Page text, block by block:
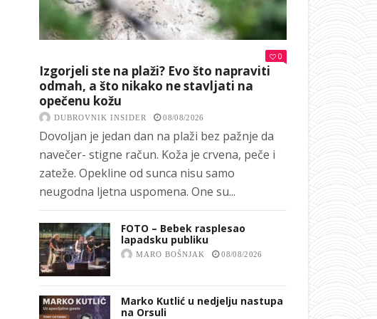
0
Izgorjeli ste na plaži? Evo što napraviti
odmah, a što nikako ne stavljati na
opečenu kožu
DUBROVNIK INSIDER 08/08/2026
Dovoljan je jedan dan na plaži bez pažnje da
navečer- stigne račun. Koža je crvena, peče i
zateže. Opekline od sunca nisu samo
neugodna ljetna uspomena. One su...
FOTO – Bebek rasplesao
lapadsku publiku
MARO BOŠNJAK 08/08/2026
Marko Kutlić u nedjelju nastupa
na Orsuli